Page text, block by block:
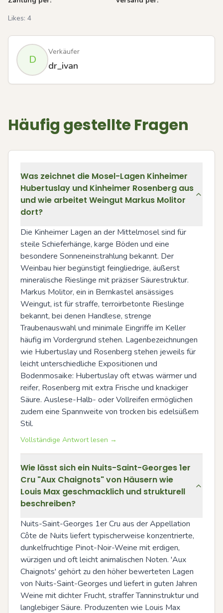
Likes: 4
D
Verkäufer
dr_ivan
Häufig gestellte Fragen
Was zeichnet die Mosel-Lagen Kinheimer
Hubertuslay und Kinheimer Rosenberg aus
und wie arbeitet Weingut Markus Molitor
dort?
Die Kinheimer Lagen an der Mittelmosel sind für
steile Schieferhänge, karge Böden und eine
besondere Sonneneinstrahlung bekannt. Der
Weinbau hier begünstigt feingliedrige, äußerst
mineralische Rieslinge mit präziser Säurestruktur.
Markus Molitor, ein in Bernkastel ansässiges
Weingut, ist für straffe, terroirbetonte Rieslinge
bekannt, bei denen Handlese, strenge
Traubenauswahl und minimale Eingriffe im Keller
häufig im Vordergrund stehen. Lagenbezeichnungen
wie Hubertuslay und Rosenberg stehen jeweils für
leicht unterschiedliche Expositionen und
Bodenmosaike: Hubertuslay oft etwas wärmer und
reifer, Rosenberg mit extra Frische und knackiger
Säure. Auslese-Halb- oder Vollreifen ermöglichen
zudem eine Spannweite von trocken bis edelsüßem
Stil.
Vollständige Antwort lesen →
Wie lässt sich ein Nuits-Saint-Georges 1er
Cru "Aux Chaignots" von Häusern wie
Louis Max geschmacklich und strukturell
beschreiben?
Nuits-Saint-Georges 1er Cru aus der Appellation
Côte de Nuits liefert typischerweise konzentrierte,
dunkelfruchtige Pinot-Noir-Weine mit erdigen,
würzigen und oft leicht animalischen Noten. 'Aux
Chaignots' gehört zu den höher bewerteten Lagen
von Nuits-Saint-Georges und liefert in guten Jahren
Weine mit dichter Frucht, straffer Tanninstruktur und
langlebiger Säure. Produzenten wie Louis Max